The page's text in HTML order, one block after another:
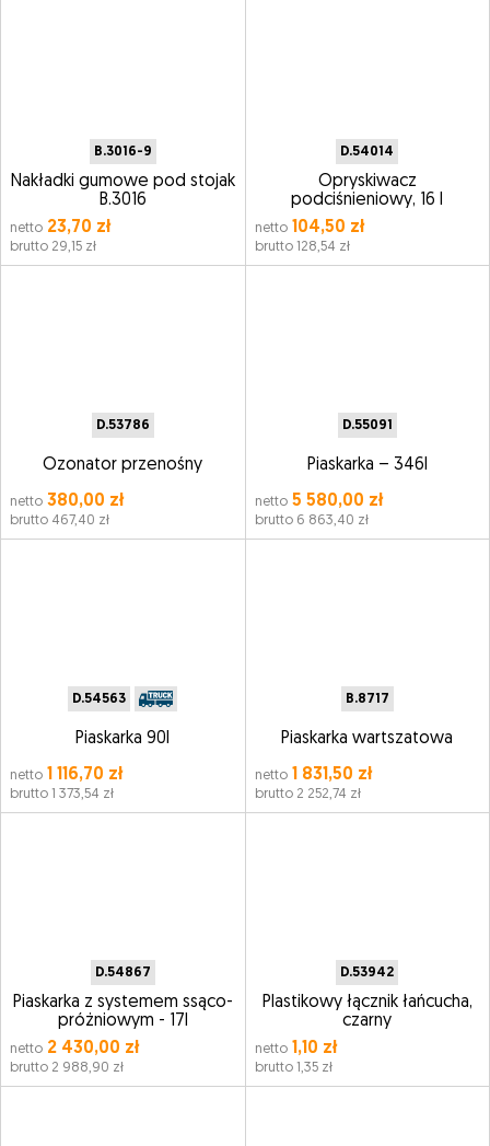
B.3016-9
Nakładki gumowe pod stojak
B.3016
netto 23,70 zł
brutto 29,15 zł
D.54014
Opryskiwacz
podciśnieniowy, 16 l
netto104,50 zł
brutto 128,54 zł
D.53786
Ozonator przenośny
netto 380,00 zł
brutto 467,40 zł
D.55091
Piaskarka – 346l
netto5 580,00 zł
brutto 6 863,40 zł
D.54563
Piaskarka 90l
netto 1 116,70 zł
brutto 1 373,54 zł
B.8717
Piaskarka wartszatowa
netto1 831,50 zł
brutto 2 252,74 zł
D.54867
Piaskarka z systemem ssąco-
próżniowym - 17l
netto 2 430,00 zł
brutto 2 988,90 zł
D.53942
Plastikowy łącznik łańcucha,
czarny
netto1,10 zł
brutto 1,35 zł